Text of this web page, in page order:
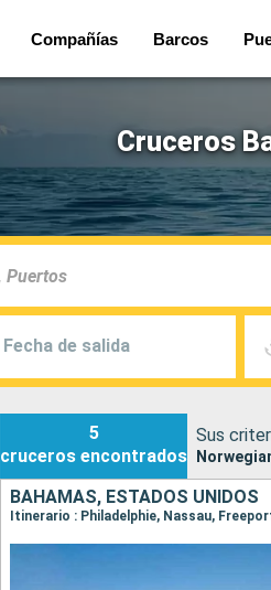
Compañías Barcos
Cruceros
Fecha de salida
5
cruceros encontrados
Sus
BAHAMAS, ESTADOS UNIDOS
Itinerario : Philadelphie, Nassau,